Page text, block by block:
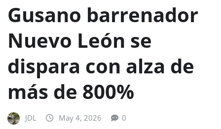
Gusano barrenador
Nuevo León se
dispara con alza de
más de 800%
JDL May 4, 2026 0